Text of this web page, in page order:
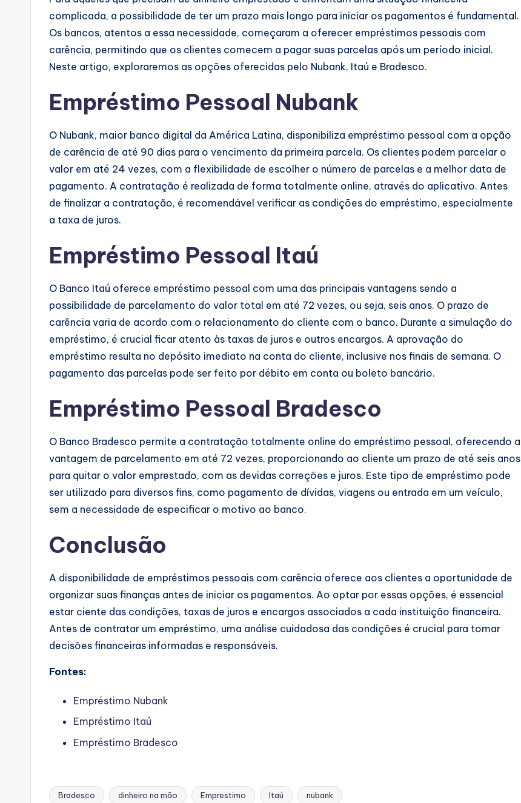
complicada, a possibilidade de ter um prazo mais longo para iniciar os pagamentos é fundamental.
Os bancos, atentos a essa necessidade, começaram a oferecer empréstimos pessoais com
carência, permitindo que os clientes comecem a pagar suas parcelas após um período inicial.
Neste artigo, exploraremos as opções oferecidas pelo Nubank, Itaú e Bradesco.
Empréstimo Pessoal Nubank
O Nubank, maior banco digital da América Latina, disponibiliza empréstimo pessoal com a opção
de carência de até 90 dias para o vencimento da primeira parcela. Os clientes podem parcelar o
valor em até 24 vezes, com a flexibilidade de escolher o número de parcelas e a melhor data de
pagamento. A contratação é realizada de forma totalmente online, através do aplicativo. Antes
de finalizar a contratação, é recomendável verificar as condições do empréstimo, especialmente
a taxa de juros.
Empréstimo Pessoal Itaú
O Banco Itaú oferece empréstimo pessoal com uma das principais vantagens sendo a
possibilidade de parcelamento do valor total em até 72 vezes, ou seja, seis anos. O prazo de
carência varia de acordo com o relacionamento do cliente com o banco. Durante a simulação do
empréstimo, é crucial ficar atento às taxas de juros e outros encargos. A aprovação do
empréstimo resulta no depósito imediato na conta do cliente, inclusive nos finais de semana. O
pagamento das parcelas pode ser feito por débito em conta ou boleto bancário.
Empréstimo Pessoal Bradesco
O Banco Bradesco permite a contratação totalmente online do empréstimo pessoal, oferecendo a
vantagem de parcelamento em até 72 vezes, proporcionando ao cliente um prazo de até seis anos
para quitar o valor emprestado, com as devidas correções e juros. Este tipo de empréstimo pode
ser utilizado para diversos fins, como pagamento de dívidas, viagens ou entrada em um veículo,
sem a necessidade de especificar o motivo ao banco.
Conclusão
A disponibilidade de empréstimos pessoais com carência oferece aos clientes a oportunidade de
organizar suas finanças antes de iniciar os pagamentos. Ao optar por essas opções, é essencial
estar ciente das condições, taxas de juros e encargos associados a cada instituição financeira.
Antes de contratar um empréstimo, uma análise cuidadosa das condições é crucial para tomar
decisões financeiras informadas e responsáveis.
Fontes:
Empréstimo Nubank
Empréstimo Itaú
Empréstimo Bradesco
Bradesco dinheiro na mão Emprestimo Itaú nubank